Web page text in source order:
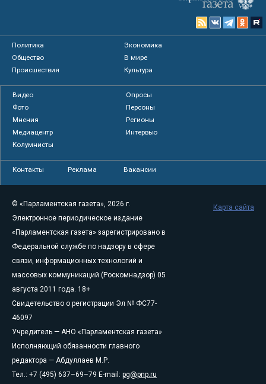
Политика
Экономика
Общество
В мире
Происшествия
Культура
Видео
Опросы
Фото
Персоны
Мнения
Регионы
Медиацентр
Интервью
Колумнисты
Контакты Реклама Вакансии
© «Парламентская газета», 2026 г.
Электронное периодическое издание
«Парламентская газета» зарегистрировано в
Федеральной службе по надзору в сфере
связи, информационных технологий и
массовых коммуникаций (Роскомнадзор) 05
августа 2011 года. 18+
Свидетельство о регистрации Эл № ФС77-
46097
Учредитель — АНО «Парламентская газета»
Исполняющий обязанности главного
редактора — Абдуллаев М.Р.
Тел.: +7 (495) 637–69–79 E-mail: pg@pnp.ru
Карта сайта